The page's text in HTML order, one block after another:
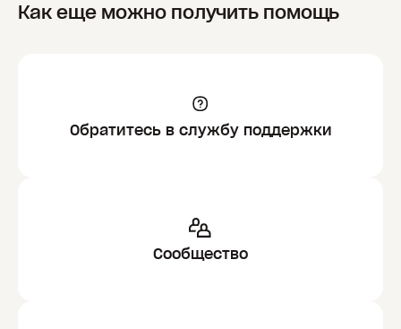
Как еще можно получить помощь
Обратитесь в службу поддержки
Сообщество